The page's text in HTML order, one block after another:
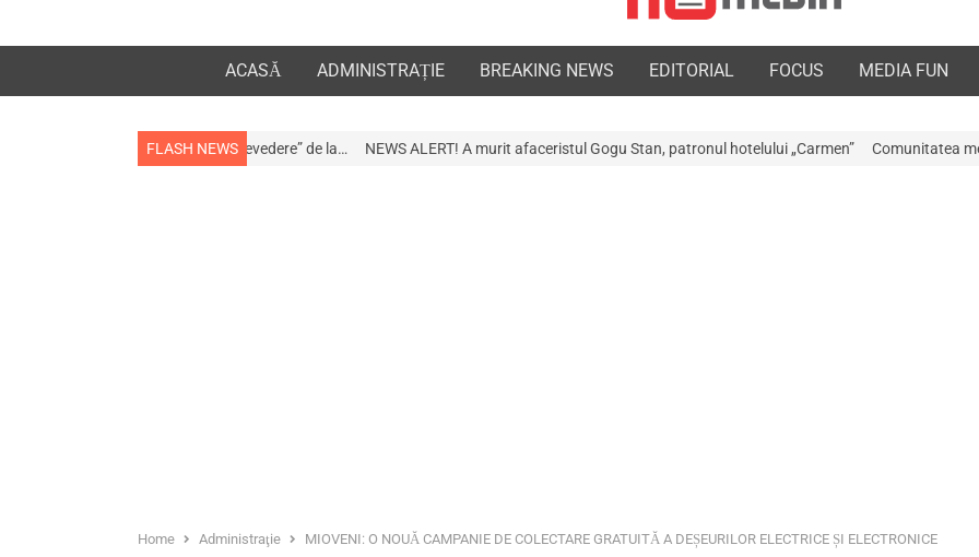
ACASĂ ADMINISTRAȚIE BREAKING NEWS EDITORIAL FOCUS MEDIA FUN
FLASH NEWS
apropiații „la revedere” de la… NEWS ALERT! A murit afaceristul Gogu Stan, patronul hotelului „Carmen” Comunitatea medicală a Argeșului
Home Administraţie MIOVENI: O NOUĂ CAMPANIE DE COLECTARE GRATUITĂ A DEȘEURILOR ELECTRICE ȘI ELECTRONICE